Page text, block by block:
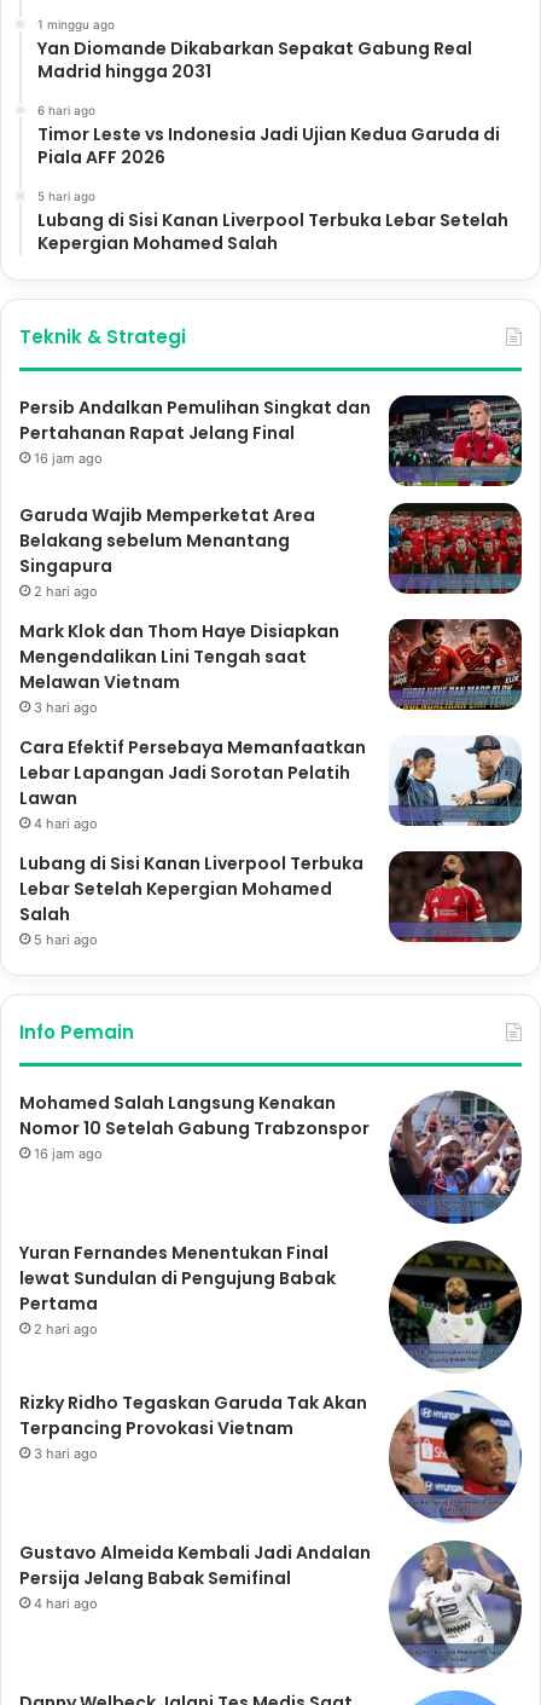
1 minggu ago
Yan Diomande Dikabarkan Sepakat Gabung Real
Madrid hingga 2031
6 hari ago
Timor Leste vs Indonesia Jadi Ujian Kedua Garuda di
Piala AFF 2026
5 hari ago
Lubang di Sisi Kanan Liverpool Terbuka Lebar Setelah
Kepergian Mohamed Salah
Teknik & Strategi
Persib Andalkan Pemulihan Singkat dan
Pertahanan Rapat Jelang Final
16 jam ago
Garuda Wajib Memperketat Area
Belakang sebelum Menantang
Singapura
2 hari ago
Mark Klok dan Thom Haye Disiapkan
Mengendalikan Lini Tengah saat
Melawan Vietnam
3 hari ago
Cara Efektif Persebaya Memanfaatkan
Lebar Lapangan Jadi Sorotan Pelatih
Lawan
4 hari ago
Lubang di Sisi Kanan Liverpool Terbuka
Lebar Setelah Kepergian Mohamed
Salah
5 hari ago
Info Pemain
Mohamed Salah Langsung Kenakan
Nomor 10 Setelah Gabung Trabzonspor
16 jam ago
Yuran Fernandes Menentukan Final
lewat Sundulan di Pengujung Babak
Pertama
2 hari ago
Rizky Ridho Tegaskan Garuda Tak Akan
Terpancing Provokasi Vietnam
3 hari ago
Gustavo Almeida Kembali Jadi Andalan
Persija Jelang Babak Semifinal
4 hari ago